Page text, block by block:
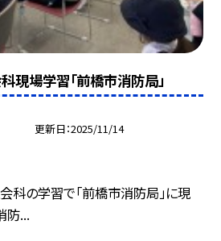
現場学習「前橋市消防局」
更新日 2025/11/14
会科の学習で「前橋市消防局」に現
防...